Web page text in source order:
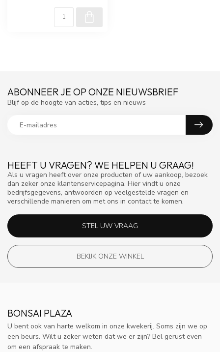
HEEFT U VRAGEN? WE HELPEN U GRAAG!
Als u vragen heeft over onze producten of uw aankoop, bezoek
dan zeker onze klantenservicepagina. Hier vindt u onze
bedrijfsgegevens, antwoorden op veelgestelde vragen en
verschillende manieren om met ons in contact te komen.
STEL UW VRAAG
BEKIJK ONZE WINKEL
ABONNEER JE OP ONZE NIEUWSBRIEF
Blijf op de hoogte van acties, tips en nieuws
BONSAI PLAZA
U bent ook van harte welkom in onze kwekerij. Soms zijn we op
een beurs. Wilt u zeker weten dat we er zijn? Bel gerust even
om een afspraak te maken.